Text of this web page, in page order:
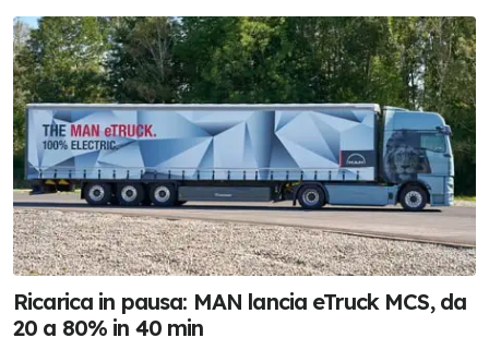
Ricarica in pausa: MAN lancia eTruck MCS, da
20 a 80% in 40 min